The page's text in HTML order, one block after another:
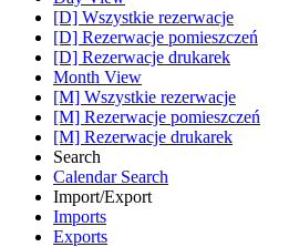
[D] Wszystkie rezerwacje
[D] Rezerwacje pomieszczeń
[D] Rezerwacje drukarek
Month View
[M] Wszystkie rezerwacje
[M] Rezerwacje pomieszczeń
[M] Rezerwacje drukarek
Search
Calendar Search
Import/Export
Imports
Exports